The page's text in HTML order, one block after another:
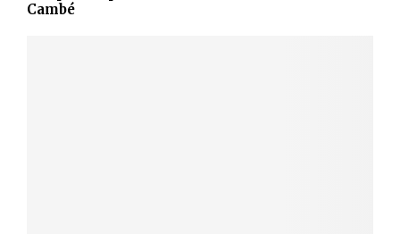
Cambé